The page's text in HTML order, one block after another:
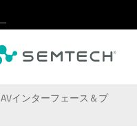
AVインターフェース＆プ